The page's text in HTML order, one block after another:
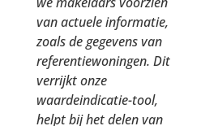
'houseNumberExt':
      'houseLetter': null,
      'postalCode': '7207NA',
      'useSurface': 196,
'latitude':
'longitude':
van actuele informatie,
zoals de gegevens van
referentiewoningen. Dit
verrijkt onze
waardeindicatie-tool,
helpt bij het delen van